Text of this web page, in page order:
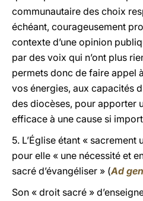
communautaire des choix
échéant, courageusement
contexte d’une opinion
par des voix qui n’ont plus
permets donc de faire appel
vos énergies, aux capacités
des diocèses, pour apporter
efficace à une cause si
5. L’Église étant « sacrement
pour elle « une nécessité et
sacré d’évangéliser » (Ad
Son « droit sacré »